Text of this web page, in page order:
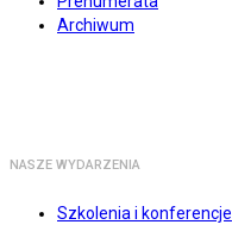
Archiwum
NASZE WYDARZENIA
Szkolenia i konferencje